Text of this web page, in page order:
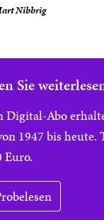
Nibbrig
Sie
Digital-Abo
1947 bis
Euro.